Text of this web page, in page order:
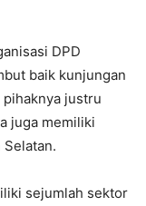
DPD
baik kunjungan
justru
juga memiliki
sejumlah sektor